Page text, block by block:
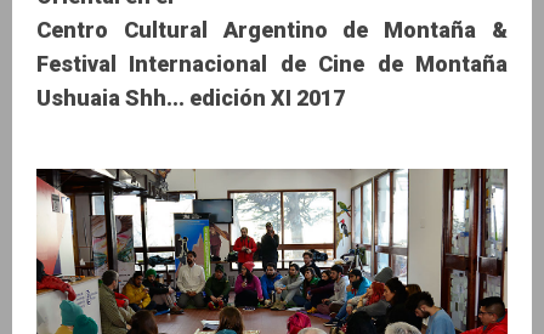
Centro Cultural Argentino de Montaña &
Festival Internacional de Cine de Montaña
Ushuaia Shh... edición XI 2017